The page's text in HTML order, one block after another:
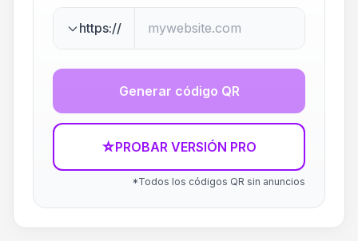
https://
Generar código QR
☆PROBAR VERSIÓN PRO
*Todos los códigos QR sin anuncios